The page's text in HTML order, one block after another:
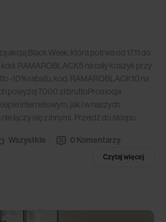
akcją Black Week, która potrwa od 17.11 do
kod: RAMAROBLACK5 na cały koszyk przy
-10% rabatu, kod: RAMAROBLACK10 na
powyżej 7000 zł bruttoPromocja
internetowym, jak i w naszych
łączy się z innymi. Przejdź do sklepu
Wszystkie 0 Komentarzy
Czytaj więcej